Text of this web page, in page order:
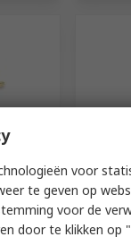
Z7
6002-
voor
te geven op
voor de
door te klikken op